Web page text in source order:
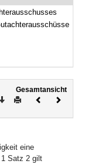
Gesamtansicht
Download
DruckenVorheriges
eine
Satz 2 gilt